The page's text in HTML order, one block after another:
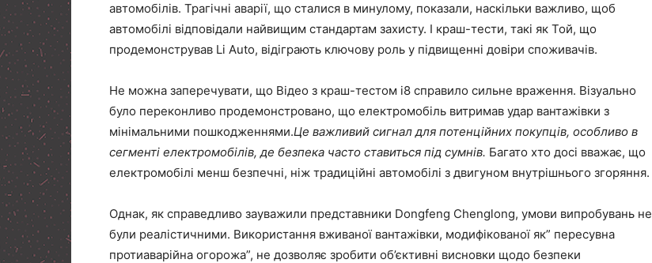
автомобілів. Трагічні аварії, що сталися в минулому, показали, наскільки важливо, щоб
автомобілі відповідали найвищим стандартам захисту. І краш-тести, такі як Той, що
продемонстрував Li Auto, відіграють ключову роль у підвищенні довіри споживачів.
Не можна заперечувати, що Відео з краш-тестом i8 справило сильне враження. Візуально
було переконливо продемонстровано, що електромобіль витримав удар вантажівки з
мінімальними пошкодженнями.Це важливий сигнал для потенційних покупців, особливо в
сегменті електромобілів, де безпека часто ставиться під сумнів. Багато хто досі вважає, що
електромобілі менш безпечні, ніж традиційні автомобілі з двигуном внутрішнього згоряння.
Однак, як справедливо зауважили представники Dongfeng Chenglong, умови випробувань не
були реалістичними. Використання вживаної вантажівки, модифікованої як” пересувна
протиаварійна огорожа”, не дозволяє зробити об’єктивні висновки щодо безпеки